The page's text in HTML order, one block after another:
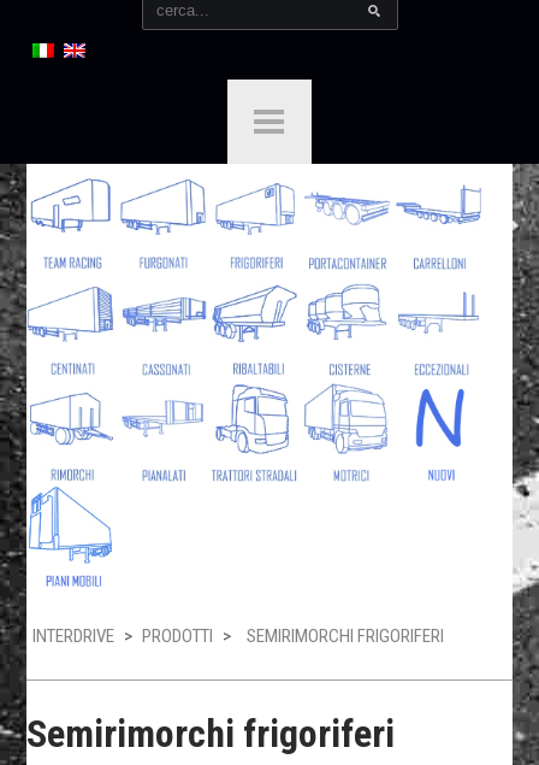
INTERDRIVE > PRODOTTI > SEMIRIMORCHI FRIGORIFERI
Semirimorchi frigoriferi